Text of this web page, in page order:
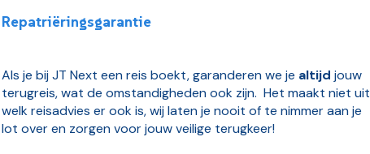
Repatriëringsgarantie
Als je bij JT Next een reis boekt, garanderen we je altijd jouw
terugreis, wat de omstandigheden ook zijn. Het maakt niet uit
welk reisadvies er ook is, wij laten je nooit of te nimmer aan je
lot over en zorgen voor jouw veilige terugkeer!